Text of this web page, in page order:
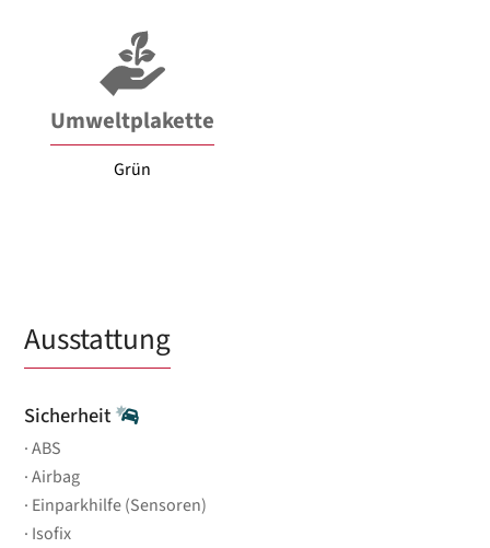
Umweltplakette
Grün
Ausstattung
Sicherheit
ABS
Airbag
Einparkhilfe (Sensoren)
Isofix